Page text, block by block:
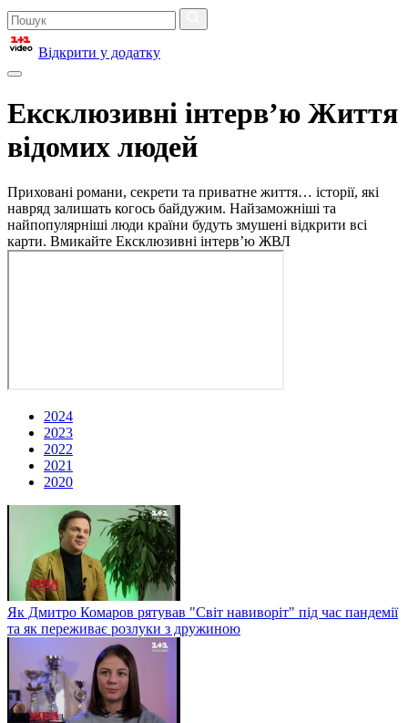
Відкрити у додатку
Ексклюзивні інтерв’ю Життя
відомих людей
Приховані романи, секрети та приватне життя… історії, які
навряд залишать когось байдужим. Найзаможніші та
найпопулярніші люди країни будуть змушені відкрити всі
карти. Вмикайте Ексклюзивні інтерв’ю ЖВЛ
2024
2023
2022
2021
2020
Як Дмитро Комаров рятував "Світ навиворіт" під час пандемії
та як переживає розлуки з дружиною